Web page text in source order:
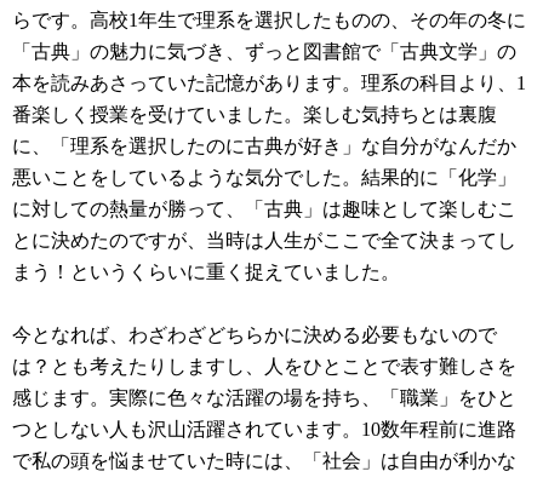
らです。高校1年生で理系を選択したものの、その年の冬に
「古典」の魅力に気づき、ずっと図書館で「古典文学」の
本を読みあさっていた記憶があります。理系の科目より、1
番楽しく授業を受けていました。楽しむ気持ちとは裏腹
に、「理系を選択したのに古典が好き」な自分がなんだか
悪いことをしているような気分でした。結果的に「化学」
に対しての熱量が勝って、「古典」は趣味として楽しむこ
とに決めたのですが、当時は人生がここで全て決まってし
まう！というくらいに重く捉えていました。
今となれば、わざわざどちらかに決める必要もないので
は？とも考えたりしますし、人をひとことで表す難しさを
感じます。実際に色々な活躍の場を持ち、「職業」をひと
つとしない人も沢山活躍されています。10数年程前に進路
で私の頭を悩ませていた時には、「社会」は自由が利かな